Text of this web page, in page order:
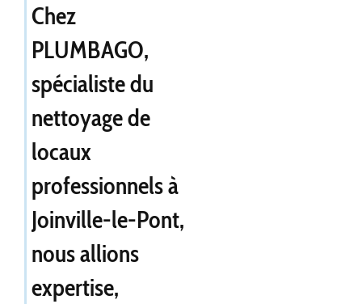
Chez
PLUMBAGO,
spécialiste du
nettoyage de
locaux
professionnels à
Joinville-le-Pont,
nous allions
expertise,